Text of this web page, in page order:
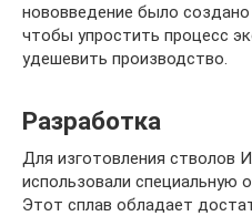
нововведение было
чтобы упростить процесс
удешевить производство.
Разработка
Для изготовления стволов
использовали специальную
Этот сплав обладает